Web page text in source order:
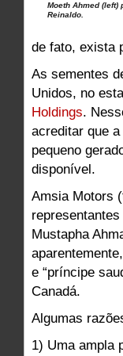
Moeth Ahmed (left)
Reinaldo.
de fato, exista
As sementes
Unidos, no
Holdings.
acreditar que
pequeno
disponível.
Amsia Motors
Mustapha
e “príncipe
Canadá.
Algumas
1) Uma ampla